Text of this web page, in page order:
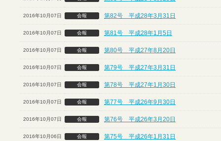
2016年10月07日 会報 第82号 平成28年3月31日
2016年10月07日 会報 第81号 平成28年1月5日
2016年10月07日 会報 第80号 平成27年8月20日
2016年10月07日 会報 第79号 平成27年3月31日
2016年10月07日 会報 第78号 平成27年1月30日
2016年10月07日 会報 第77号 平成26年9月30日
2016年10月07日 会報 第76号 平成26年3月20日
2016年10月06日 会報 第75号 平成26年1月31日